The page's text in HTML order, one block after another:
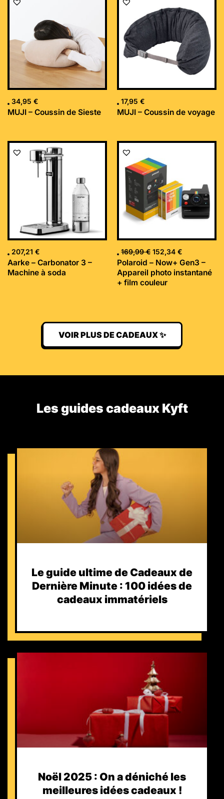
34,95 €
MUJI – Coussin de Sieste
17,95 €
MUJI – Coussin de voyage
207,21 €
Aarke – Carbonator 3 –
Machine à soda
169,99€
Le
initial
était :
169,99 €.
152,34 €
Le
Polaroid – Now+ Gen3 –
Appareil photo instantané
+ film couleur
VOIR PLUS DE CADEAUX ✨
Les guides cadeaux Kyft​
Le guide ultime de Cadeaux de
Dernière Minute : 100 idées de
cadeaux immatériels
Noël 2025 : On a déniché les
meilleures idées cadeaux !